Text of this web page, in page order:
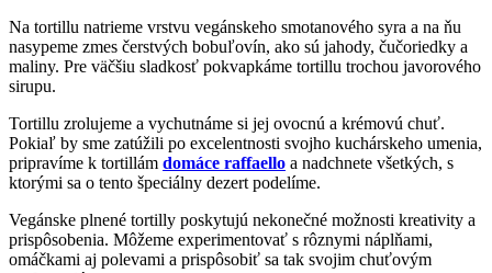
Na tortillu natrieme vrstvu vegánskeho smotanového syra a na ňu
nasypeme zmes čerstvých bobuľovín, ako sú jahody, čučoriedky a
maliny. Pre väčšiu sladkosť pokvapkáme tortillu trochou javorového
sirupu.
Tortillu zrolujeme a vychutnáme si jej ovocnú a krémovú chuť.
Pokiaľ by sme zatúžili po excelentnosti svojho kuchárskeho umenia,
pripravíme k tortillám domáce raffaello a nadchnete všetkých, s
ktorými sa o tento špeciálny dezert podelíme.
Vegánske plnené tortilly poskytujú nekonečné možnosti kreativity a
prispôsobenia. Môžeme experimentovať s rôznymi náplňami,
omáčkami aj polevami a prispôsobiť sa tak svojim chuťovým